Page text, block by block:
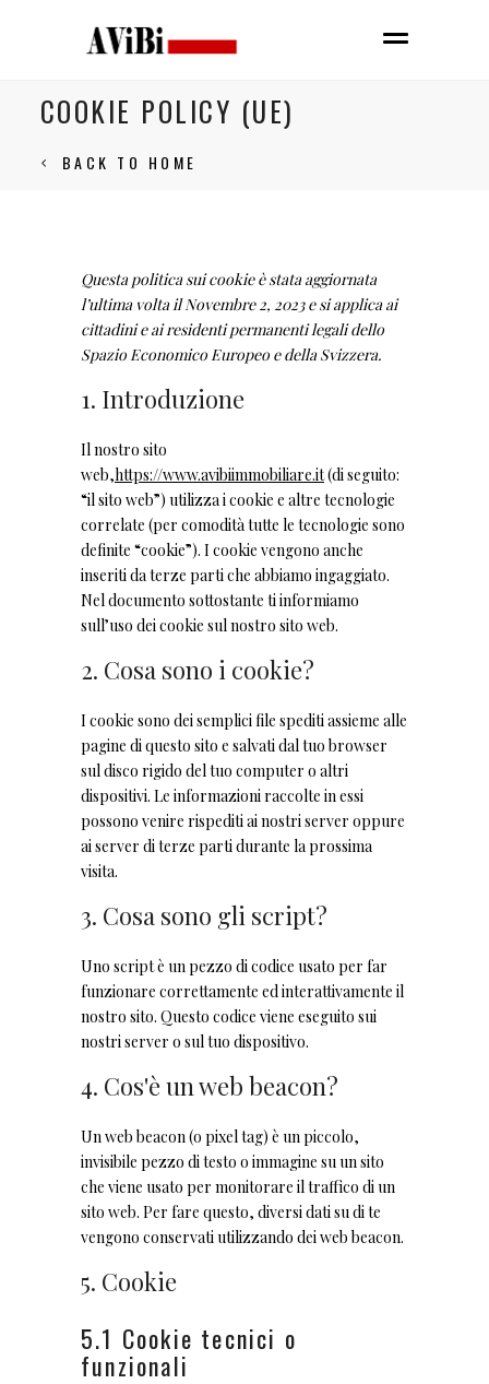
COOKIE POLICY (UE)
BACK TO HOME
Questa politica sui cookie è stata aggiornata
l’ultima volta il Novembre 2, 2023 e si applica ai
cittadini e ai residenti permanenti legali dello
Spazio Economico Europeo e della Svizzera.
1. Introduzione
Il nostro sito
web,https://www.avibiimmobiliare.it(di seguito:
“il sito web”) utilizza i cookie e altre tecnologie
correlate (per comodità tutte le tecnologie sono
definite “cookie”). I cookie vengono anche
inseriti da terze parti che abbiamo ingaggiato.
Nel documento sottostante ti informiamo
sull’uso dei cookie sul nostro sito web.
2. Cosa sono i cookie?
I cookie sono dei semplici file spediti assieme alle
pagine di questo sito e salvati dal tuo browser
sul disco rigido del tuo computer o altri
dispositivi. Le informazioni raccolte in essi
possono venire rispediti ai nostri server oppure
ai server di terze parti durante la prossima
visita.
3. Cosa sono gli script?
Uno script è un pezzo di codice usato per far
funzionare correttamente ed interattivamente il
nostro sito. Questo codice viene eseguito sui
nostri server o sul tuo dispositivo.
4. Cos'è un web beacon?
Un web beacon (o pixel tag) è un piccolo,
invisibile pezzo di testo o immagine su un sito
che viene usato per monitorare il traffico di un
sito web. Per fare questo, diversi dati su di te
vengono conservati utilizzando dei web beacon.
5. Cookie
5.1 Cookie tecnici o
funzionali